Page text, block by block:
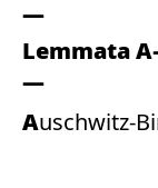
Lemmata
Auschwitz-